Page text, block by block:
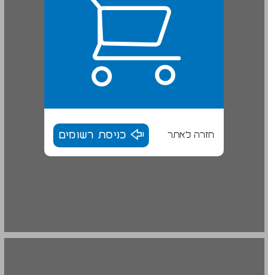
חזרה לאתר כניסת רשומים